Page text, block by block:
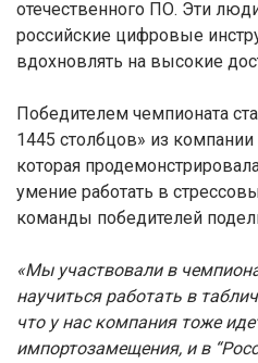
отечественного ПО. Эти
российские цифровые
вдохновлять на высокие
Победителем чемпионата
1445 столбцов» из
которая
умение работать в
команды победителей
«Мы участвовали в
научиться работать в
что у нас компания тоже
импортозамещения, и в